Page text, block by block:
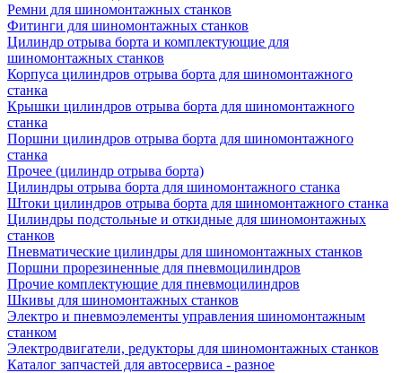
Ремни для шиномонтажных станков
Фитинги для шиномонтажных станков
Цилиндр отрыва борта и комплектующие для
шиномонтажных станков
Корпуса цилиндров отрыва борта для шиномонтажного
станка
Крышки цилиндров отрыва борта для шиномонтажного
станка
Поршни цилиндров отрыва борта для шиномонтажного
станка
Прочее (цилиндр отрыва борта)
Цилиндры отрыва борта для шиномонтажного станка
Штоки цилиндров отрыва борта для шиномонтажного станка
Цилиндры подстольные и откидные для шиномонтажных
станков
Пневматические цилиндры для шиномонтажных станков
Поршни прорезиненные для пневмоцилиндров
Прочие комплектующие для пневмоцилиндров
Шкивы для шиномонтажных станков
Электро и пневмоэлементы управления шиномонтажным
станком
Электродвигатели, редукторы для шиномонтажных станков
Каталог запчастей для автосервиса - разное